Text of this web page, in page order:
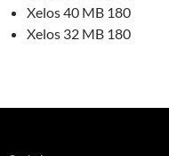
Xelos 40 MB 180
Xelos 32 MB 180